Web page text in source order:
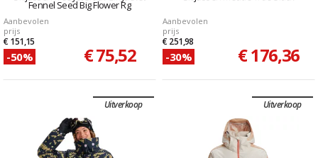
Fennel Seed Big Flower Rg
Aanbevolen
prijs
€ 151,15
-50% € 75,52
Aanbevolen
prijs
€ 251,98
-30% € 176,36
Uitverkoop Uitverkoop